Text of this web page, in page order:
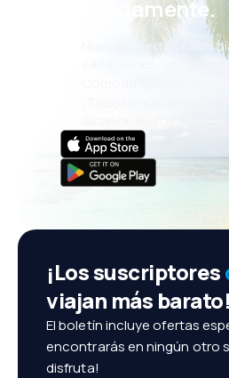
cómodamente.
Nuevas ofertas cada
vacaciones, escapadas
Cómoda gestión de
¡Todo lo que importa,
¡Los suscriptores
viajan más barato!
El boletín incluye ofertas
encontrarás en ningún otro
disfruta!